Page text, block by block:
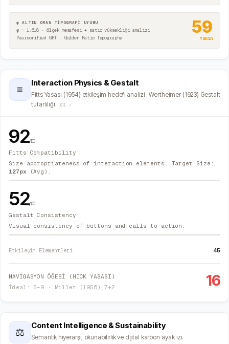
φ ALTIN ORAN TİPOGRAFİ UYUMU
φ = 1.618 · ölçek mesafesi + satır yüksekliği analizi
Pearsonified GRT · Golden Ratio Typography
59
Yakın
≡
Interaction Physics & Gestalt
Fitts Yasası (1954) etkileşim hedefi analizi · Wertheimer (1923) Gestalt
tutarlılığı. DOI ↗
92/100
Fitts Compatibility
Size appropriateness of interaction elements. Target Size:
127px (Avg).
52/100
Gestalt Consistency
Visual consistency of buttons and calls to action.
Etkileşim Elementleri 45
NAVİGASYON ÖĞESİ (HICK YASASI)
İdeal: 5–9 · Miller (1956) 7±2
16
⚖
Content Intelligence & Sustainability
Semantik hiyerarşi, okunabilirlik ve dijital karbon ayak izi.